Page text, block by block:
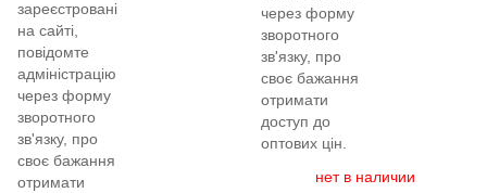
зареєстровані
на сайті,
повідомте
адміністрацію
через форму
зворотного
зв'язку, про
своє бажання
отримати
через форму
зворотного
зв'язку, про
своє бажання
отримати
доступ до
оптових цін.
нет в наличии